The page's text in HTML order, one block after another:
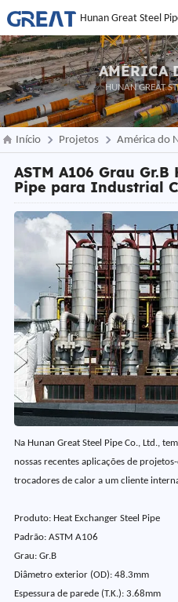
Hunan Great Steel
AMÉRICA
HUNAN GREAT
Início Projetos América do
ASTM A106 Grau
Pipe para Industrial
Na Hunan Great Steel Pipe Co., Ltd.,
nossas recentes aplicações de
trocadores de calor a um cliente
Produto: Heat Exchanger Steel Pipe
Padrão: ASTM A106
Grau: Gr.B
Diâmetro exterior (OD): 48.3mm
Espessura de parede (T.K.): 3.68mm